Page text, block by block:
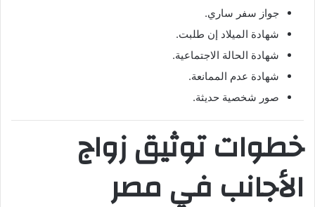
جواز سفر ساري.
شهادة الميلاد إن طلبت.
شهادة الحالة الاجتماعية.
شهادة عدم الممانعة.
صور شخصية حديثة.
خطوات توثيق زواج
الأجانب في مصر